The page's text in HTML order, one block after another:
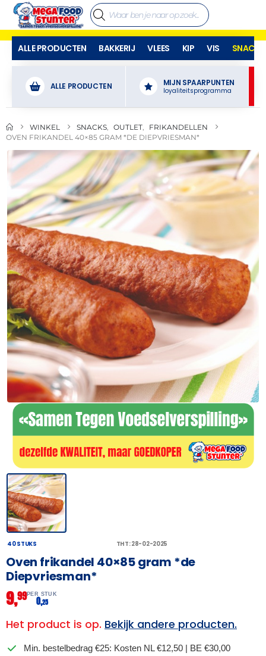
ALLE PRODUCTEN BAKKERIJ VLEES KIP VIS SNACKS
ALLE PRODUCTEN MIJN SPAARPUNTEN
loyaliteitsprogramma
WINKEL SNACKS OUTLET
FRIKANDELLEN
OVEN FRIKANDEL 40×85 GRAM *DE DIEPVRIESMAN*
40 STUKS THT: 28-02-2025
Oven frikandel 40×85 gram *de
Diepvriesman*
9,99PER STUK
0,25
Het product is op. Bekijk andere producten.
Min. bestelbedrag €25: Kosten NL €12,50 | BE €30,00